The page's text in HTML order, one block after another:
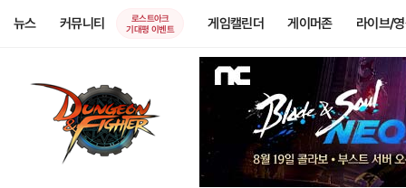
뉴스 커뮤니티
로스트아크
기대평 이벤트
게임캘린더 게이머존 라이브/